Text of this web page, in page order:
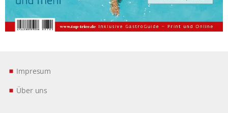
Impresum
Über uns